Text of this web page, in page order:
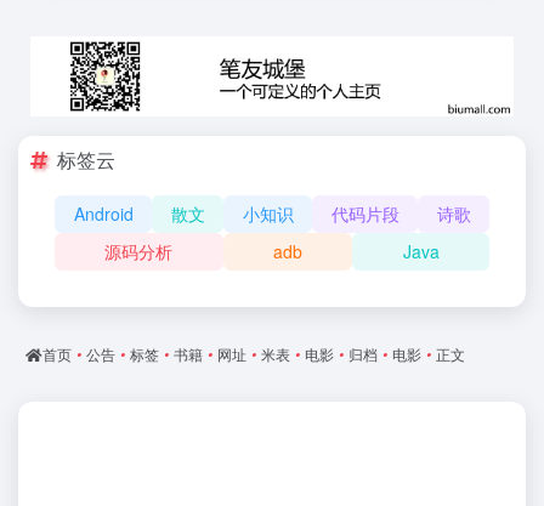
标签云
Android 散文 小知识 代码片段
诗歌
源码分析
adb Java
首页 • 公告 • 标签 • 书籍 • 网址 • 米表 • 电影 • 归档 • 电影 • 正文